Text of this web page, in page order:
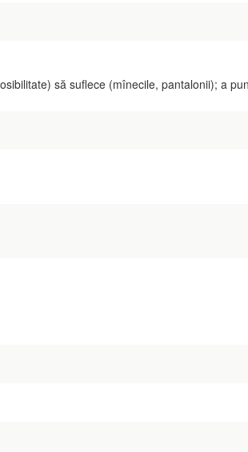
să suflece (mînecile, pantalonii); a